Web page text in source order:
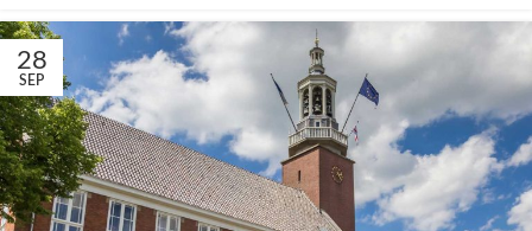
28
SEP